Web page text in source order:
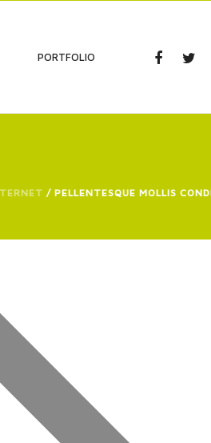
PORTFOLIO
/ PELLENTESQUE MOLLIS